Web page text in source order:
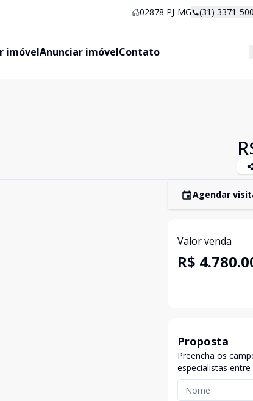
02878 PJ-MG (31) 3371-
imóvelAnunciar imóvelContato
Agendar
Valor venda
R$
Proposta
Preencha os
especialistas